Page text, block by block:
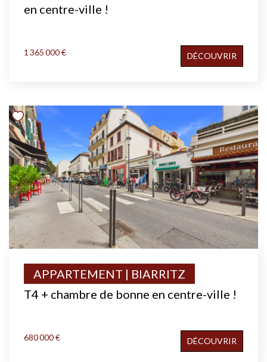
en centre-ville !
1 365 000 € DÉCOUVRIR
T4 + chambre de bonne en centre-ville !
APPARTEMENT | BIARRITZ
680 000 € DÉCOUVRIR